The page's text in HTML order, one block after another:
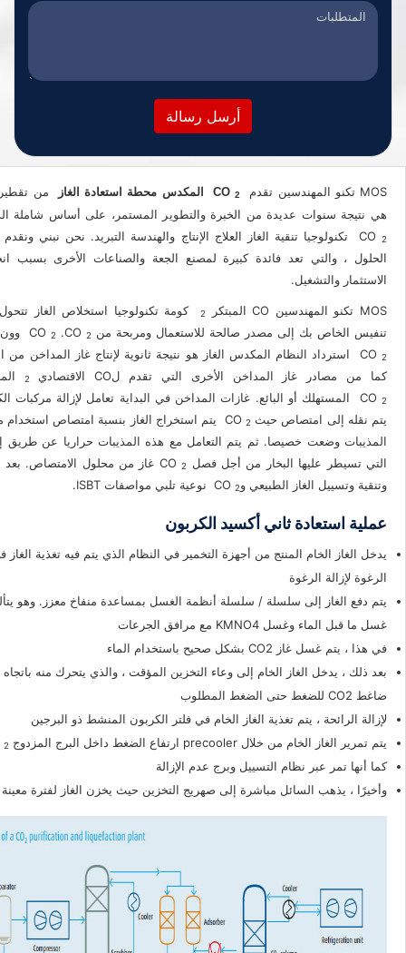
أرسل رسالة
MOS تكنو المهندسين تقدم 2 المكدس محطة استعادة الغاز
من
هي نتيجة سنوات عديدة من الخبرة والتطوير المستمر، على أساس شاملة
CO2
تكنولوجيا تنقية الغاز العلاج الإنتاج والهندسة التبريد. نحن نبني
الحلول ، والتي تعد فائدة كبيرة لمصنع الجعة والصناعات الأخرى بسبب
الاستثمار والتشغيل.
MOS تكنو المهندسين CO المبتكر 2كومة تكنولوجيا استخلاص الغاز
تنفيس الخاص بك إلى مصدر صالحة للاستعمال ومربحة من CO
2 .CO 2
وون
CO2
استرداد النظام المكدس الغاز هو نتيجة ثانوية لإنتاج غاز المداخن من
كما من مصادر غاز المداخن الأخرى التي تقدم لCO الاقتصادي
2
CO2
المستهلك أو البائع. غازات المداخن في البداية تعامل لإزالة مركبات
يتم نقله إلى امتصاص حيث CO 2
يتم استخراج الغاز بنسبة امتصاص استخدام
المذيبات وضعت خصيصا. ثم يتم التعامل مع هذه المذيبات حراريا عن طريق
التي تسيطر عليها البخار من أجل فصل CO
2
غاز من محلول الامتصاص. بعد
وتنقية وتسييل الغاز الطبيعي وCO2 نوعية تلبي مواصفات ISBT.
عملية استعادة ثاني أكسيد الكربون
يدخل الغاز الخام المنتج من أجهزة التخمير في النظام الذي يتم فيه تغذية
الرغوة لإزالة الرغوة
يتم دفع الغاز إلى سلسلة / سلسلة أنظمة الغسل بمساعدة منفاخ معزز. وهو
غسل ما قبل الماء وغسل KMNO4 مع مرافق الجرعات
في هذا ، يتم غسل غاز CO2 بشكل صحيح باستخدام الماء
بعد ذلك ، يدخل الغاز الخام إلى وعاء التخزين المؤقت ، والذي يتحرك منه
ضاغط CO2 للضغط حتى الضغط المطلوب
لإزالة الرائحة ، يتم تغذية الغاز الخام في فلتر الكربون المنشط ذو البرجين
يتم تمرير الغاز الخام من خلال precooler ارتفاع الضغط داخل البرج المزدوج CO
2
كما أنها تمر عبر نظام التسييل وبرج عدم الإزالة
وأخيرًا ، يذهب السائل مباشرة إلى صهريج التخزين حيث يخزن الغاز لفترة